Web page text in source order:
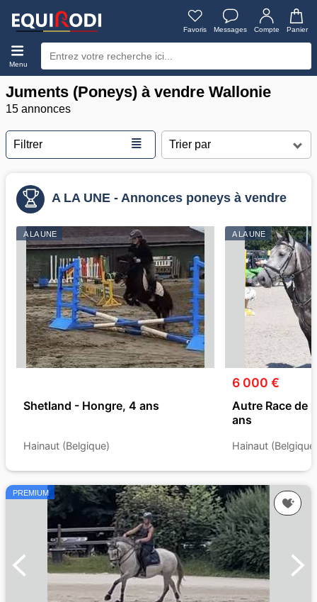
Favoris Messages Compte Panier
Menu
Juments (Poneys) à vendre Wallonie
15 annonces
Filtrer ≣
A LA UNE - Annonces poneys à vendre
A LA UNE
Shetland - Hongre, 4 ans
Hainaut (Belgique)
A LA UNE
6 000 €
Autre Race de
ans
Hainaut
PREMIUM